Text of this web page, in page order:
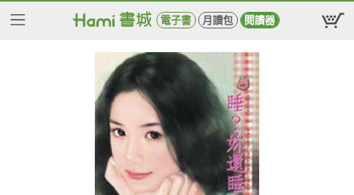
電子書 月讀包 閱讀器